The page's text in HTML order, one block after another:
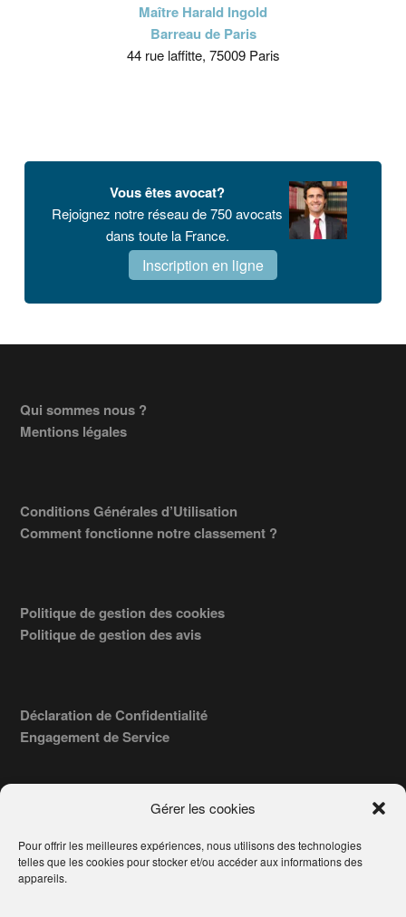
Gérer les cookies
Pour offrir les meilleures expériences, nous utilisons des technologies
telles que les cookies pour stocker et/ou accéder aux informations des
appareils.
Maître Harald Ingold
Barreau de Paris
44 rue laffitte, 75009 Paris
Vous êtes avocat?
Rejoignez notre réseau de 750 avocats
dans toute la France.
Inscription en ligne
Footer
Qui sommes nous ?
Mentions légales
Conditions Générales d’Utilisation
Comment fonctionne notre classement ?
Politique de gestion des cookies
Politique de gestion des avis
Déclaration de Confidentialité
Engagement de Service
COPYRIGHT © 2026 · TROUVERVOTREAVOCAT.COM, ÉDITÉ PAR
LA SOCIÉTÉAWATECH- 91, RUE DU FAUBOURG ST HONORÉ